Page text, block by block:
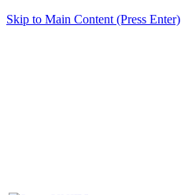
Skip to Main Content (Press Enter)